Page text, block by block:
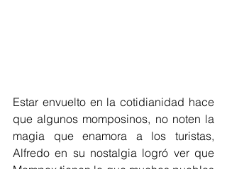
Estar envuelto en la cotidianidad hace
que algunos momposinos, no noten la
magia que enamora a los turistas,
Alfredo en su nostalgia logró ver que